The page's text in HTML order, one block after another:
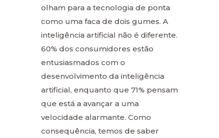
olham para a tecnologia de ponta
como uma faca de dois gumes. A
inteligência artificial não é diferente.
60% dos consumidores estão
entusiasmados com o
desenvolvimento da inteligência
artificial, enquanto que 71% pensam
que está a avançar a uma
velocidade alarmante. Como
consequência, temos de saber